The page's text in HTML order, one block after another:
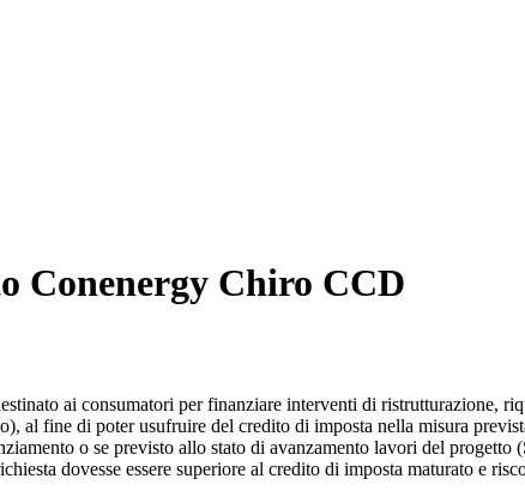
Conenergy Chiro CCD
ai consumatori per finanziare interventi di ristrutturazione,
al fine di poter usufruire del credito di imposta nella misura
o se previsto allo stato di avanzamento lavori del
dovesse essere superiore al credito di imposta maturato e